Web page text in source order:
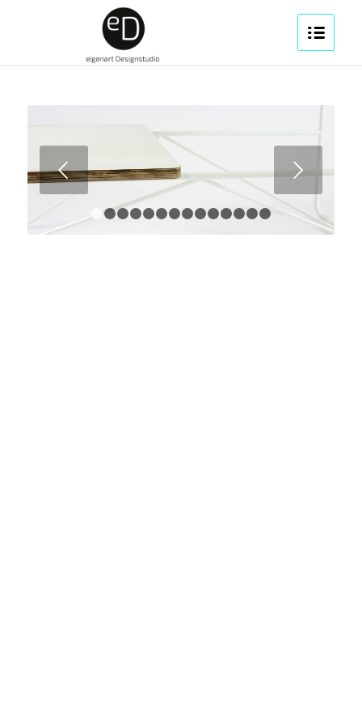
Weiter
1 2 3 4 5 6 7 8 11 12